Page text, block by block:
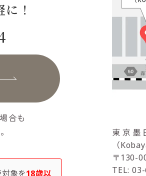
！
合も
象を18歳以
東京墨
（
〒130-
TEL: